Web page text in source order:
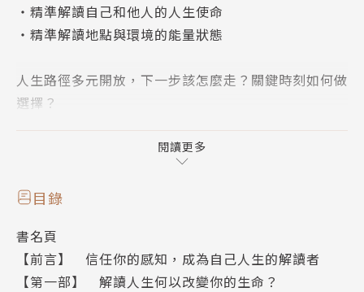
・精準解讀自己和他人的人生使命
・精準解讀地點與環境的能量狀態
人生路徑多元開放，下一步該怎麼走？關鍵時刻如何做
選擇？
從三維世界的生活方式，揚升至五維世界的生活方式
你將在正確的時間，出現在正確的地點
在你需要的時候，你會得到所需的一切訊息與資源
閱讀更多
目錄
書名頁
【前言】 信任你的感知，成為自己人生的解讀者
【第一部】 解讀人生何以改變你的生命？